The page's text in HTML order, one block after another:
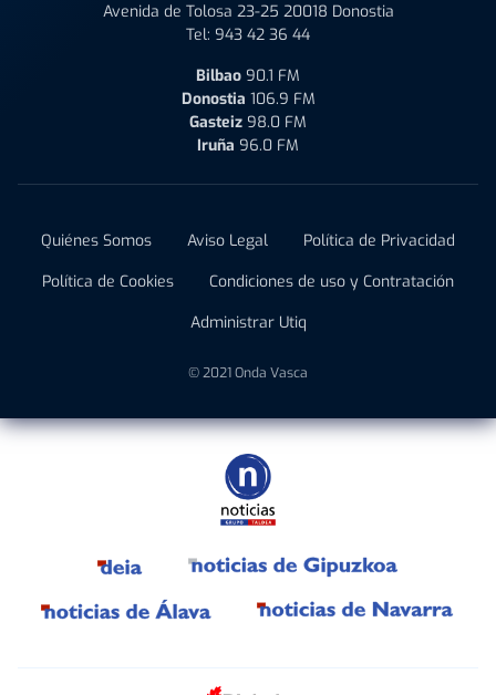
Avenida de Tolosa 23-25 20018 Donostia
Tel: 943 42 36 44
Bilbao 90.1 FM
Donostia 106.9 FM
Gasteiz 98.0 FM
Iruña 96.0 FM
Quiénes Somos Aviso Legal
Política de Privacidad
Política de Cookies
Condiciones de uso y Contratación
Administrar Utiq
© 2021 Onda Vasca